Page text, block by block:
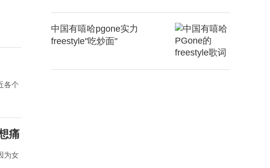
各个
痛
为女
中国有嘻哈pgone实力
freestyle"吃炒面"